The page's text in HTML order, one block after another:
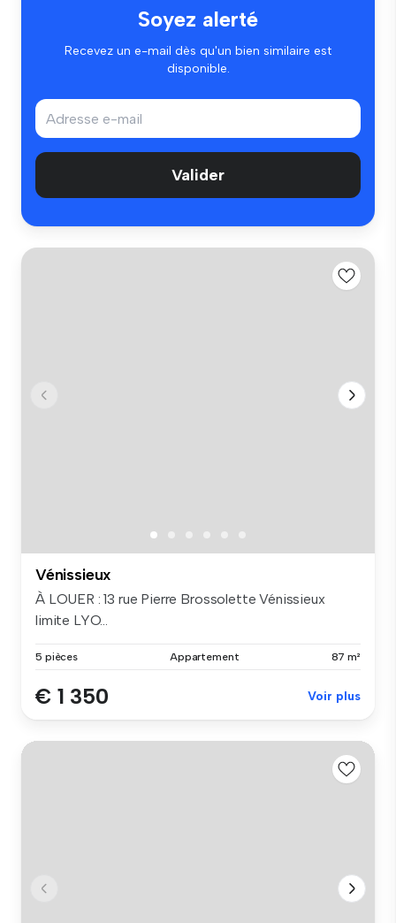
Soyez alerté
Recevez un e-mail dès qu'un bien similaire est
disponible.
Valider
Vénissieux
À LOUER : 13 rue Pierre Brossolette Vénissieux
limite LYO...
5 pièces Appartement 87 m²
€ 1 350 Voir plus